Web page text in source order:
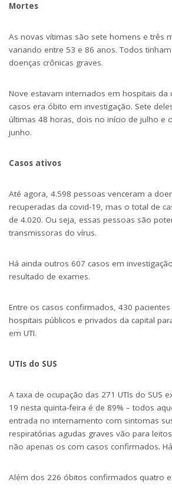
Mortes
As novas vítimas são sete homens e três
variando entre 53 e 86 anos. Todos
doenças crônicas graves.
Nove estavam internados em hospitais da
casos era óbito em investigação. Sete
últimas 48 horas, dois no início de julho e
junho.
Casos ativos
Até agora, 4.598 pessoas venceram a
recuperadas da covid-19, mas o total de
de 4.020. Ou seja, essas pessoas são
transmissoras do vírus.
Há ainda outros 607 casos em
resultado de exames.
Entre os casos confirmados, 430
hospitais públicos e privados da capital
em UTI.
UTIs do SUS
A taxa de ocupação das 271 UTIs do SUS
19 nesta quinta-feira é de 89% – todos
entrada no internamento com sintomas
respiratórias agudas graves vão para
não apenas os com casos confirmados.
Além dos 226 óbitos confirmados quatro